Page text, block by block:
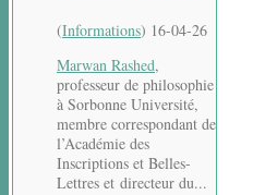
(Informations) 16-04-26
Marwan Rashed,
professeur de philosophie
à Sorbonne Université,
membre correspondant de
l’Académie des
Inscriptions et Belles-
Lettres et directeur du...